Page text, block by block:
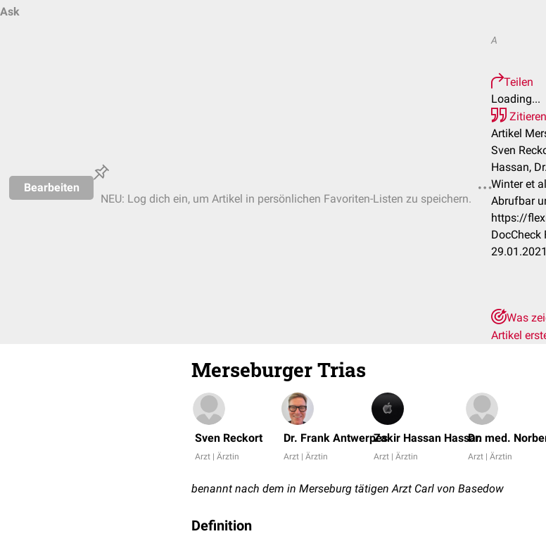
Ask
Bearbeiten
NEU: Log dich ein, um Artikel in persönlichen Favoriten-Listen zu speichern.
A
Teilen
Loading...
Zitieren
Artikel
Sven
Hassan,
Winter et
Abrufbar
https://
DocCheck
29.01.2021
Was
Artikel
Merseburger Trias
Sven Reckort
Arzt | Ärztin
Dr. Frank Antwerpes
Arzt | Ärztin
Zakir Hassan Hassan
Arzt | Ärztin
Dr. med.
Arzt | Ärztin
benannt nach dem in Merseburg tätigen Arzt Carl von Basedow
Definition